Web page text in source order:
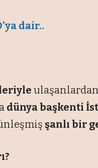
dair..
dünya başkenti
şanlı bir